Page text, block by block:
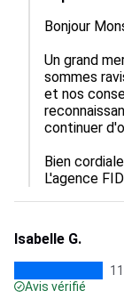
Bonjour
Un grand
sommes
et nos
continuer
Bien
L'agence
Isabelle G.
Avis vérifié